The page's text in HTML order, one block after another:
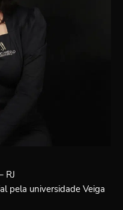
RJ
pela universidade Veiga